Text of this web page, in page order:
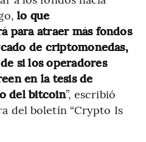
lo que
para atraer más fondos
de criptomonedas,
si los operadores
en la tesis de
del bitcoin”, escribió
del boletín “Crypto Is